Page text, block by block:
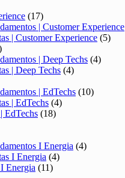
(17)
| Customer Experience
| Customer Experience (5)
| Deep Techs (4)
| Deep Techs (4)
| EdTechs (10)
| EdTechs (4)
EdTechs (18)
I Energia (4)
I Energia (4)
Energia (11)